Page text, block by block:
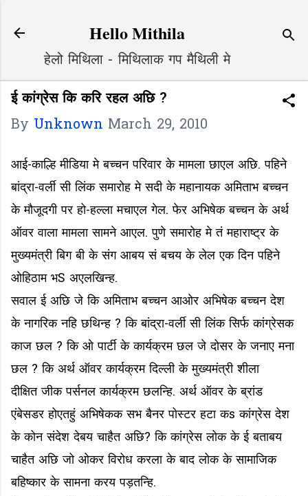
Hello Mithila
हेलो मिथिला - मिथिलाक गप मैथिली मे
ई कांग्रेस कि करि रहल अछि ?
By Unknown March 29, 2010
आई-काल्हि मीडिया मे बच्चन परिवार के मामला छाएल अछि. पहिने
बांद्रा-वर्ली सी लिंक समारोह मे सदी के महानायक अमिताभ बच्चन
के मौजूदगी पर हो-हल्ला मचाएल गेल. फेर अभिषेक बच्चन के अर्थ
ऑवर वाला मामला सामने आएल. पुणे समारोह मे तं महाराष्ट्र के
मुख्यमंत्री बिग बी के संग आबय सं बचय के लेल एक दिन पहिने
ओहिठाम भS अएलखिन्ह.
सवाल ई अछि जे कि अमिताभ बच्चन आओर अभिषेक बच्चन देश
के नागरिक नहि छथिन्ह ? कि बांद्रा-वर्ली सी लिंक सिर्फ कांग्रेसक
काज छल ? कि ओ पार्टी के कार्यक्रम छल जे दोसर के जनाए मना
छल ? कि अर्थ ऑवर कार्यक्रम दिल्ली के मुख्यमंत्री शीला
दीक्षित जीक पर्सनल कार्यक्रम छलन्हि. अर्थ ऑवर के ब्रांड
एंबेसडर होएतहुं अभिषेकक सभ बैनर पोस्टर हटा कs कांग्रेस देश
के कोन संदेश देबय चाहैत अछि? कि कांग्रेस लोक के ई बताबय
चाहैत अछि जो ओकर विरोध करला के बाद लोक के सामाजिक
बहिष्कार के सामना करय पड़तन्हि.